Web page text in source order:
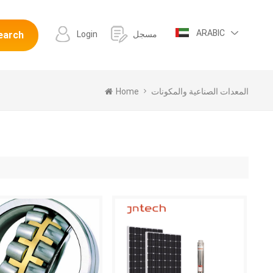
ARABIC
Login مسجل
Home المعدات الصناعية والمكونات